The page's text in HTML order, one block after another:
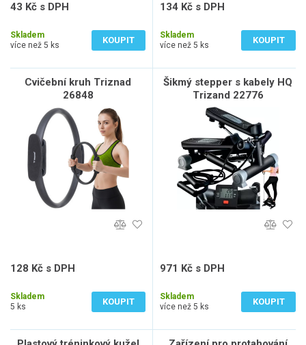
43 Kč s DPH
Skladem
více než 5 ks
KOUPIT
134 Kč s DPH
Skladem
více než 5 ks
KOUPIT
Cvičební kruh Triznad
26848
128 Kč s DPH
Skladem
5 ks
KOUPIT
Šikmý stepper s kabely HQ
Trizand 22776
971 Kč s DPH
Skladem
více než 5 ks
KOUPIT